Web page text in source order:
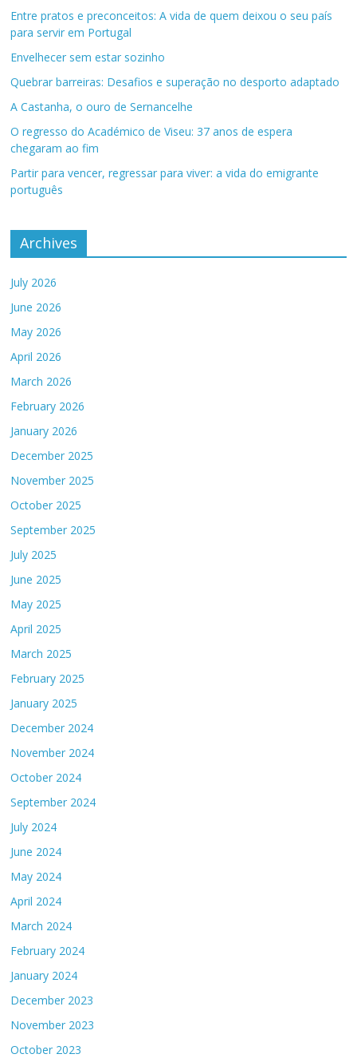
Entre pratos e preconceitos: A vida de quem deixou o seu país
para servir em Portugal
Envelhecer sem estar sozinho
Quebrar barreiras: Desafios e superação no desporto adaptado
A Castanha, o ouro de Sernancelhe
O regresso do Académico de Viseu: 37 anos de espera
chegaram ao fim
Partir para vencer, regressar para viver: a vida do emigrante
português
Archives
July 2026
June 2026
May 2026
April 2026
March 2026
February 2026
January 2026
December 2025
November 2025
October 2025
September 2025
July 2025
June 2025
May 2025
April 2025
March 2025
February 2025
January 2025
December 2024
November 2024
October 2024
September 2024
July 2024
June 2024
May 2024
April 2024
March 2024
February 2024
January 2024
December 2023
November 2023
October 2023